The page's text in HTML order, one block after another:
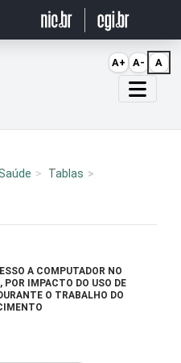
Tablas
A COMPUTADOR NO
POR IMPACTO DO USO DE
O TRABALHO DO
A+ A- A